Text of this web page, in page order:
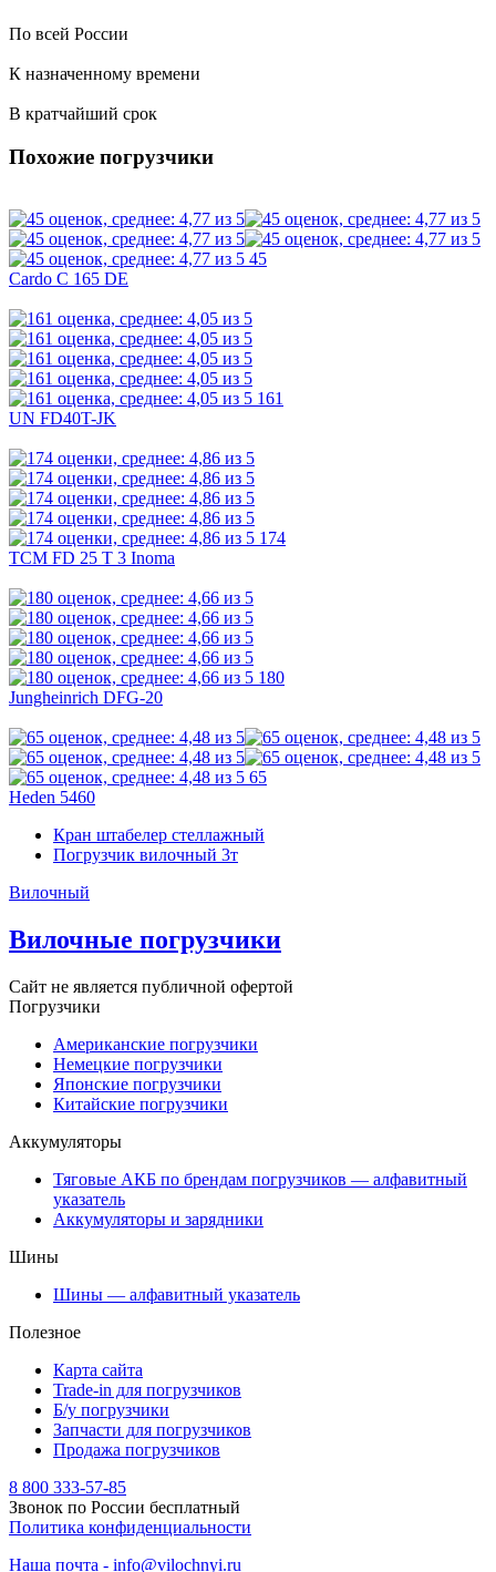
По всей России
К назначенному времени
В кратчайший срок
Похожие погрузчики
45
Cardo C 165 DE
161
UN FD40T-JK
174
TCM FD 25 T 3 Inoma
180
Jungheinrich DFG-20
65
Heden 5460
Кран штабелер стеллажный
Погрузчик вилочный 3т
Вилочный
Вилочные погрузчики
Сайт не является публичной офертой
Погрузчики
Американские погрузчики
Немецкие погрузчики
Японские погрузчики
Китайские погрузчики
Аккумуляторы
Тяговые АКБ по брендам погрузчиков — алфавитный
указатель
Аккумуляторы и зарядники
Шины
Шины — алфавитный указатель
Полезное
Карта сайта
Trade-in для погрузчиков
Б/у погрузчики
Запчасти для погрузчиков
Продажа погрузчиков
8 800 333-57-85
Звонок по России бесплатный
Политика конфиденциальности
Наша почта - info@vilochnyi.ru